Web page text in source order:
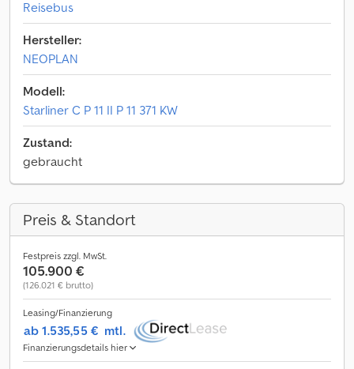
Reisebus
Hersteller:
NEOPLAN
Modell:
Starliner C P 11 II P 11 371 KW
Zustand:
gebraucht
Preis & Standort
Festpreis zzgl. MwSt.
105.900 €
(126.021 € brutto)
Leasing/Finanzierung
ab 1.535,55 € mtl.
Finanzierungsdetails hier